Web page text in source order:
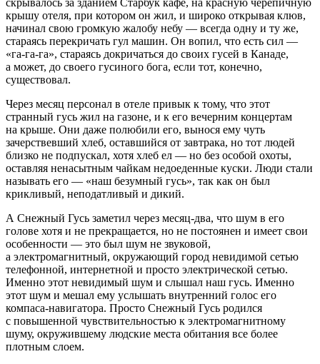
скрывалось за зданием Старбук кафе, на красную черепичную
крышу отеля, при котором он жил, и широко открывая клюв,
начинал свою громкую жалобу небу — всегда одну и ту же,
стараясь перекричать гул машин. Он вопил, что есть сил —
«га-га-га», стараясь докричаться до своих гусей в Канаде,
а может, до своего гусиного бога, если тот, конечно,
существовал.
Через месяц персонал в отеле привык к тому, что этот
странный гусь жил на газоне, и к его вечерним концертам
на крыше. Они даже полюбили его, вынося ему чуть
зачерствевший хлеб, оставшийся от завтрака, но тот людей
близко не подпускал, хотя хлеб ел — но без особой охоты,
оставляя ненасытным чайкам недоеденные куски. Люди стали
называть его — «наш безумный гусь», так как он был
крикливый, неподатливый и дикий.
А Снежный Гусь заметил через месяц-два, что шум в его
голове хотя и не прекращается, но не постоянен и имеет свои
особенности — это был шум не звуковой,
а электромагнитный, окружающий город невидимой сетью
телефонной, интернетной и просто электрической сетью.
Именно этот невидимый шум и слышал наш гусь. Именно
этот шум и мешал ему услышать внутренний голос его
компаса-навигатора. Просто Снежный Гусь родился
с повышенной чувствительностью к электромагнитному
шуму, окружившему людские места обитания все более
плотным слоем.